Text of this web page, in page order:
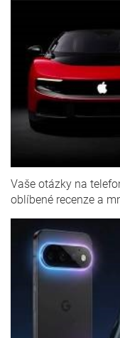
Vaše otázky na
oblíbené recenze a